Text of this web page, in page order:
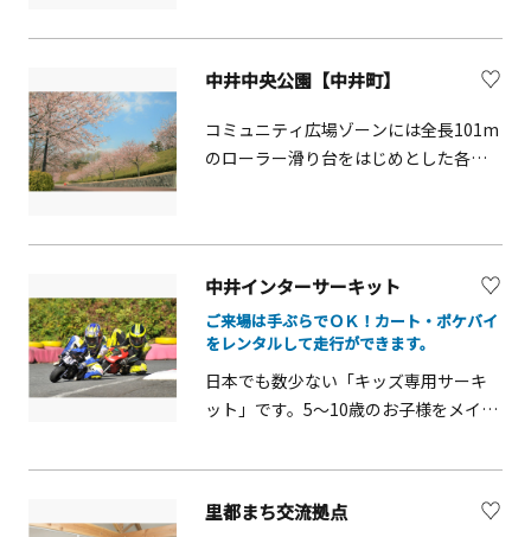
れさられた古き良き日本を垣間見て頂
ければと思います。実際に使ってみる
ことができる体験コーナーもありま
す。
中井中央公園【中井町】
コミュニティ広場ゾーンには全長101m
のローラー滑り台をはじめとした各種
が設置された「水辺の広場」があり、
お子様に人気のエリアです。富士山や
相模湾の眺め、美しい田園風景などが
見どころです。
中井インターサーキット
ご来場は手ぶらでＯＫ！カート・ポケバイ
をレンタルして走行ができます。
日本でも数少ない「キッズ専用サーキ
ット」です。5～10歳のお子様をメイン
世代の方にご利用いただいています。
習を受けてから、コースに出ますの
里都まち交流拠点